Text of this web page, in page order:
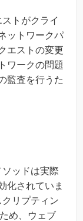
トがクライ
ットワークパ
エストの変更
ワークの問題
監査を行うた
ッドは実際
化されていま
リプティン
め、ウェブ